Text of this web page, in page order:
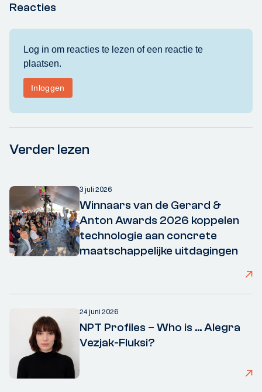
Reacties
Verder lezen
3 juli 2026
Winnaars van de Gerard &
Anton Awards 2026 koppelen
technologie aan concrete
maatschappelijke uitdagingen
24 juni 2026
NPT Profiles – Who is ... Alegra
Vezjak-Fluksi?